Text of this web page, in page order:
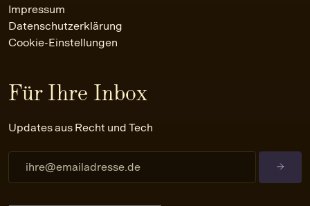
Impressum
Datenschutzerklärung
Cookie-Einstellungen
Für Ihre Inbox
Updates aus Recht und Tech